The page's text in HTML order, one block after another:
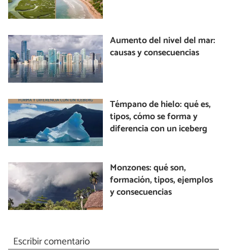
Aumento del nivel del mar:
causas y consecuencias
Témpano de hielo: qué es,
tipos, cómo se forma y
diferencia con un iceberg
Monzones: qué son,
formación, tipos, ejemplos
y consecuencias
Escribir comentario